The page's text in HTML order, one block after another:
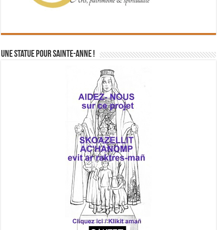
Une statue pour Sainte-Anne !